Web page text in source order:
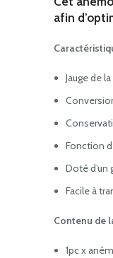
afin
Jauge de
Fonction
Doté d’un
Facile à
Contenu de
1pc x